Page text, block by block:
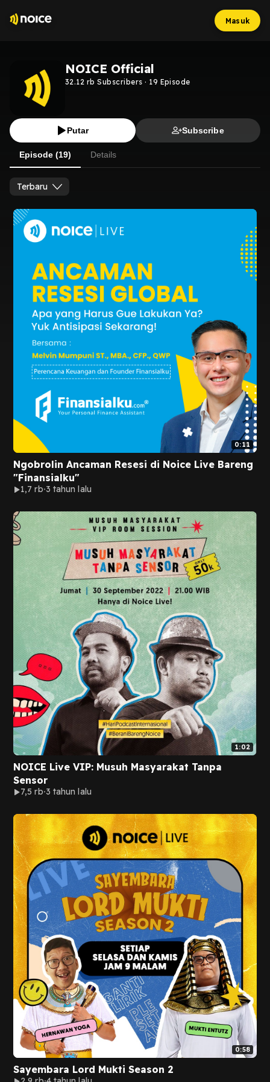
Masuk
NOICE Official
32.12 rb Subscribers · 19 Episode
Putar Subscribe
Episode (19) Details
Terbaru
0:11
Ngobrolin Ancaman Resesi di Noice Live Bareng
"Finansialku"
1,7 rb 3 tahun lalu
1:02
NOICE Live VIP: Musuh Masyarakat Tanpa
Sensor
7,5 rb 3 tahun lalu
0:58
Sayembara Lord Mukti Season 2